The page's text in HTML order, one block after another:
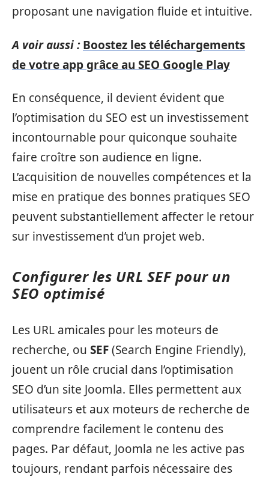
proposant une navigation fluide et intuitive.
A voir aussi : Boostez les téléchargements
de votre app grâce au SEO Google Play
En conséquence, il devient évident que
l’optimisation du SEO est un investissement
incontournable pour quiconque souhaite
faire croître son audience en ligne.
L’acquisition de nouvelles compétences et la
mise en pratique des bonnes pratiques SEO
peuvent substantiellement affecter le retour
sur investissement d’un projet web.
Configurer les URL SEF pour un
SEO optimisé
Les URL amicales pour les moteurs de
recherche, ou SEF(Search Engine Friendly),
jouent un rôle crucial dans l’optimisation
SEO d’un site Joomla. Elles permettent aux
utilisateurs et aux moteurs de recherche de
comprendre facilement le contenu des
pages. Par défaut, Joomla ne les active pas
toujours, rendant parfois nécessaire des